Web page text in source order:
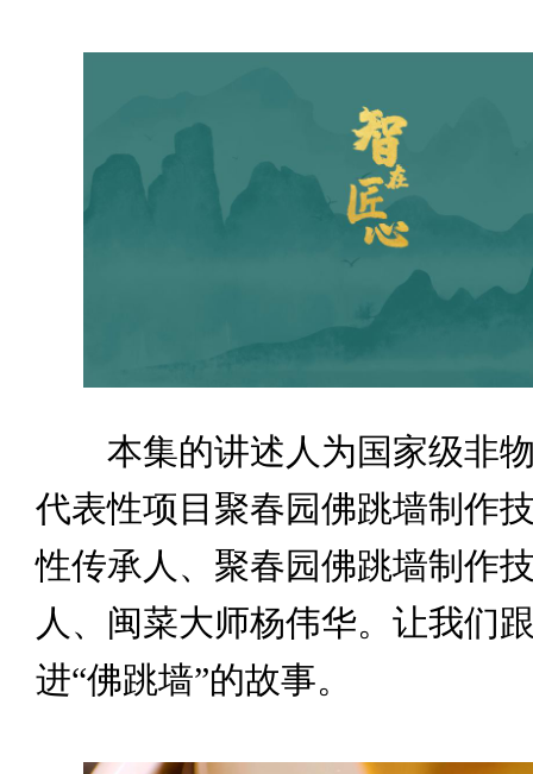
本集的讲述人为国家级非物
代表性项目聚春园佛跳墙制作
性传承人、聚春园佛跳墙制作
人、闽菜大师杨伟华。让我们
进“佛跳墙”的故事。